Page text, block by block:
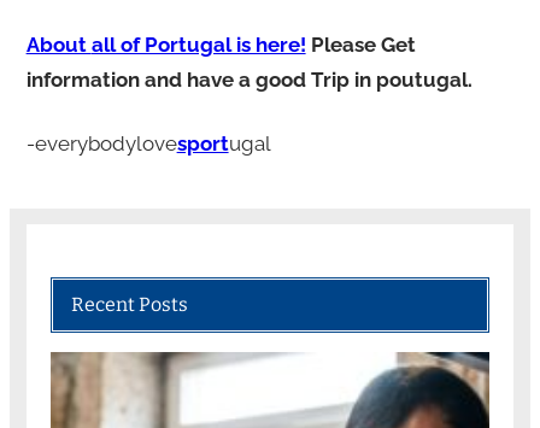
About all of Portugal is here! Please Get
information and have a good Trip in poutugal.
-everybodylovesportugal
Recent Posts